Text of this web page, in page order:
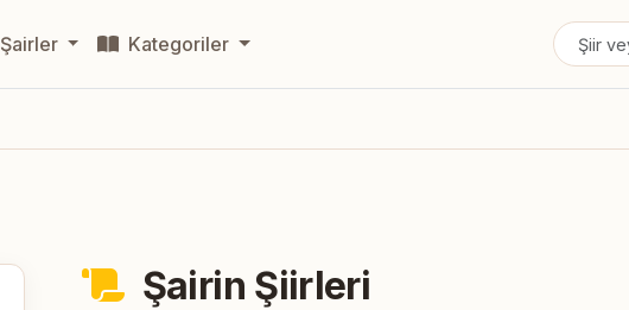
Şairler Kategoriler
Şairin Şiirleri